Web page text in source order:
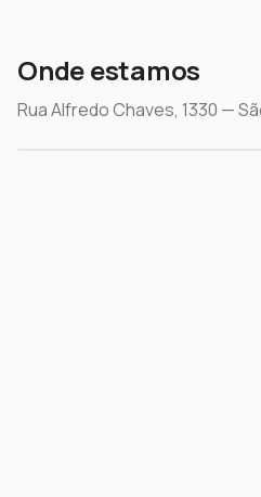
Onde estamos
Rua Alfredo Chaves, 1330 —